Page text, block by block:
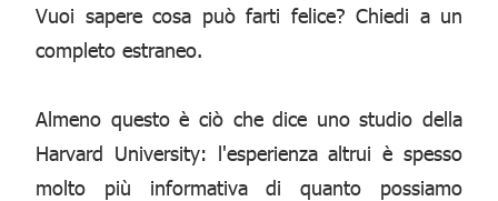
Vuoi sapere cosa può farti felice? Chiedi a un
completo estraneo.
Almeno questo è ciò che dice uno studio della
Harvard University: l'esperienza altrui è spesso
molto più informativa di quanto possiamo